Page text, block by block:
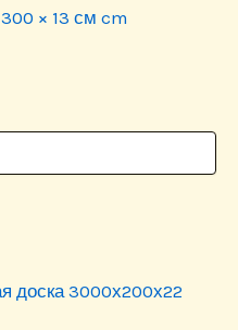
300 × 13 см cm